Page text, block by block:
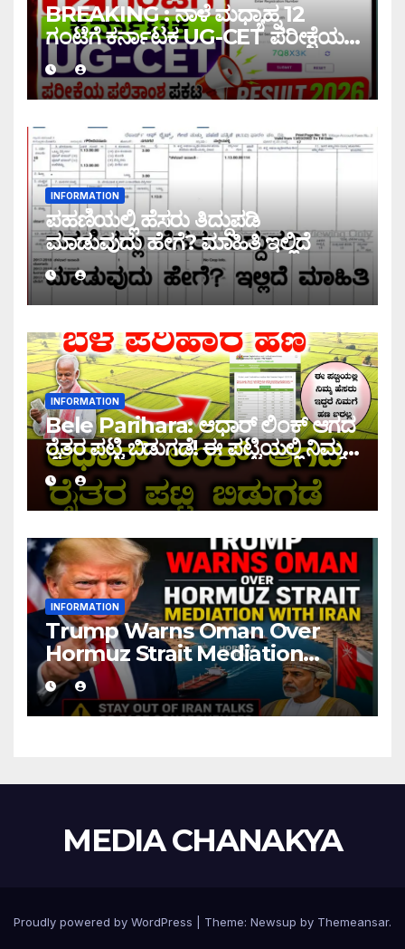
BREAKING : ನಾಳೆ ಮಧ್ಯಾಹ್ನ 12
ಗಂಟೆಗೆ ಕರ್ನಾಟಕ UG-CET ಪರೀಕ್ಷೆಯ
ಫಲಿತಾಂಶ ಪ್ರಕಟ |UG-CET Result
2026
INFORMATION
ಪಹಣಿಯಲ್ಲಿ ಹೆಸರು ತಿದ್ದುಪಡಿ
ಮಾಡುವುದು ಹೇಗೆ? ಮಾಹಿತಿ ಇಲ್ಲಿದೆ
INFORMATION
Bele Parihara: ಆಧಾರ್ ಲಿಂಕ್ ಆಗದ
ರೈತರ ಪಟ್ಟಿ ಬಿಡುಗಡೆ! ಈ ಪಟ್ಟಿಯಲ್ಲಿ ನಿಮ್ಮ
ಹೆಸರು ಇದ್ದರೆ ನಿಮಗೆ ಹಣ ಜಮಾ ಆಗಲ್ಲ !
INFORMATION
Trump Warns Oman Over
Hormuz Strait Mediation
With Iran
MEDIA CHANAKYA
Proudly powered by WordPress Theme: Newsup by Themeansar.